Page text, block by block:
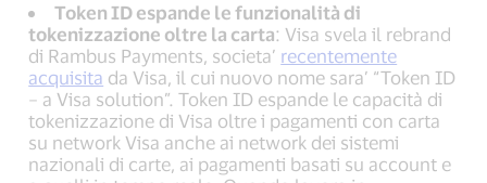
Token ID espande le funzionalità di
tokenizzazione oltre la carta: Visa svela il rebrand
di Rambus Payments, societa’ recentemente
acquisita da Visa, il cui nuovo nome sara’ “Token ID
– a Visa solution”. Token ID espande le capacità di
tokenizzazione di Visa oltre i pagamenti con carta
su network Visa anche ai network dei sistemi
nazionali di carte, ai pagamenti basati su account e